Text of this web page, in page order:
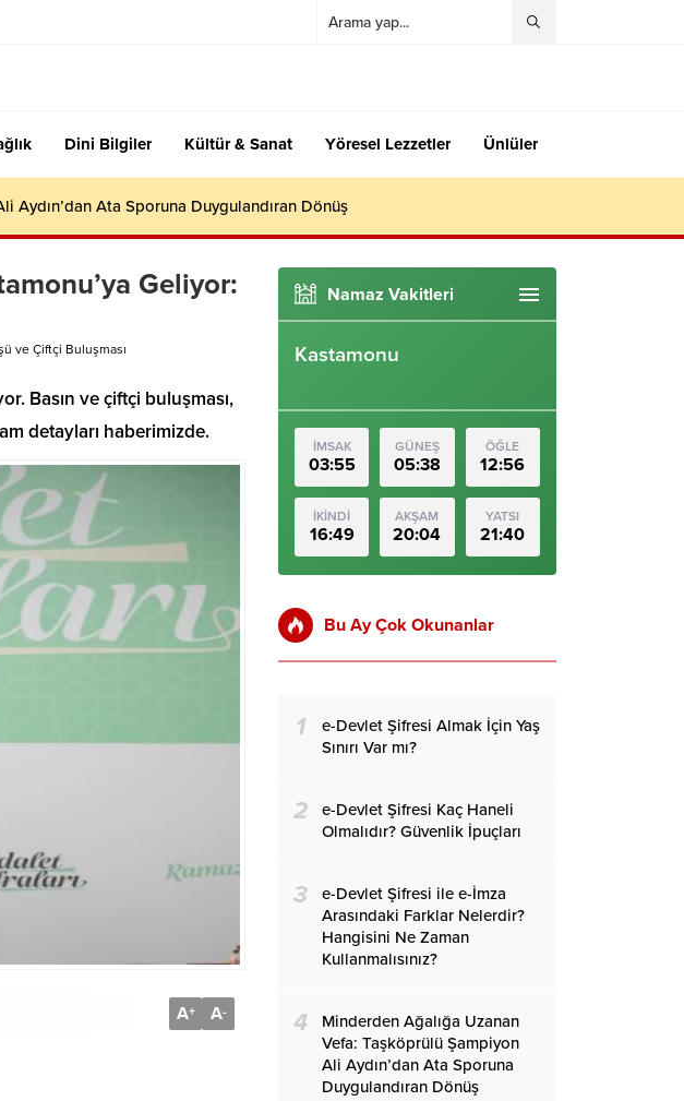
Dini Bilgiler Kültür & Sanat Yöresel Lezzetler Ünlüler
Aydın’dan Ata Sporuna Duygulandıran Dönüş
Geliyor:
ve Çiftçi Buluşması
Basın ve çiftçi buluşması,
detayları haberimizde.
A+ A-
Namaz Vakitleri
Kastamonu
İMSAK
03:55
GÜNEŞ
05:38
ÖĞLE
12:56
İKİNDİ
16:49
AKŞAM
20:04
YATSI
21:40
Bu Ay Çok Okunanlar
1
e-Devlet Şifresi Almak İçin Yaş
Sınırı Var mı?
2
e-Devlet Şifresi Kaç Haneli
Olmalıdır? Güvenlik İpuçları
3
e-Devlet Şifresi ile e-İmza
Arasındaki Farklar Nelerdir?
Hangisini Ne Zaman
Kullanmalısınız?
4
Minderden Ağalığa Uzanan
Vefa: Taşköprülü Şampiyon
Ali Aydın’dan Ata Sporuna
Duygulandıran Dönüş